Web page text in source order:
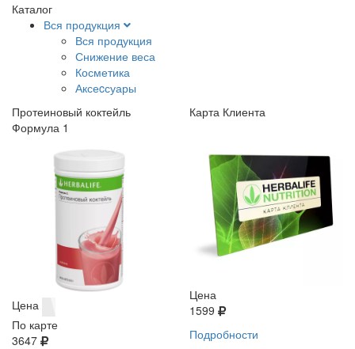
Каталог
Вся продукция
Вся продукция
Снижение веса
Косметика
Аксеcсуары
Протеиновый коктейль
Формула 1
Цена
По карте
3647
Карта Клиента
Цена
1599
Подробности